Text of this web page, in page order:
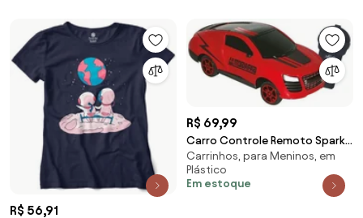
R$ 56,91
R$ 69,99
Carro Controle Remoto Spark
2 Peças
Carrinhos, para Meninos, em
Plástico
Em estoque